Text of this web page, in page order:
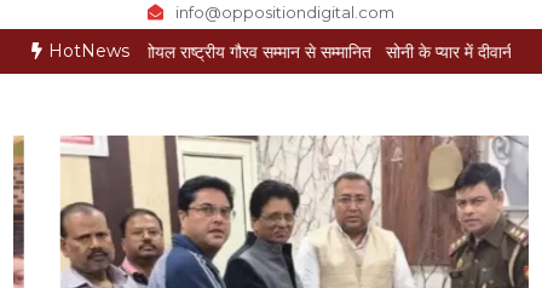
info@oppositiondigital.com
HotNews
मुकेश गोयल राष्ट्रीय गौरव सम्मान से सम्मानित सोनी के प्यार में दीवानी सीता पहुंची मेरठ